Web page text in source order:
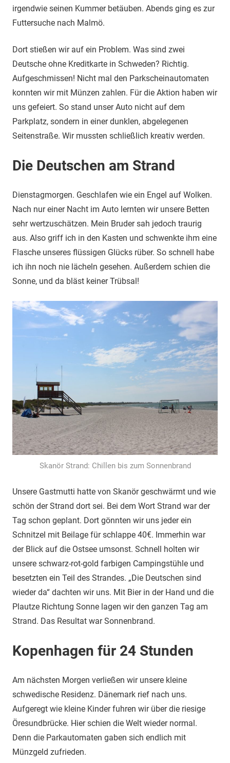
irgendwie seinen Kummer betäuben. Abends ging es zur
Futtersuche nach Malmö.
Dort stießen wir auf ein Problem. Was sind zwei
Deutsche ohne Kreditkarte in Schweden? Richtig.
Aufgeschmissen! Nicht mal den Parkscheinautomaten
konnten wir mit Münzen zahlen. Für die Aktion haben wir
uns gefeiert. So stand unser Auto nicht auf dem
Parkplatz, sondern in einer dunklen, abgelegenen
Seitenstraße. Wir mussten schließlich kreativ werden.
Die Deutschen am Strand
Dienstagmorgen. Geschlafen wie ein Engel auf Wolken.
Nach nur einer Nacht im Auto lernten wir unsere Betten
sehr wertzuschätzen. Mein Bruder sah jedoch traurig
aus. Also griff ich in den Kasten und schwenkte ihm eine
Flasche unseres flüssigen Glücks rüber. So schnell habe
ich ihn noch nie lächeln gesehen. Außerdem schien die
Sonne, und da bläst keiner Trübsal!
Skanör Strand: Chillen bis zum Sonnenbrand
Unsere Gastmutti hatte von Skanör geschwärmt und wie
schön der Strand dort sei. Bei dem Wort Strand war der
Tag schon geplant. Dort gönnten wir uns jeder ein
Schnitzel mit Beilage für schlappe 40€. Immerhin war
der Blick auf die Ostsee umsonst. Schnell holten wir
unsere schwarz-rot-gold farbigen Campingstühle und
besetzten ein Teil des Strandes. „Die Deutschen sind
wieder da“ dachten wir uns. Mit Bier in der Hand und die
Plautze Richtung Sonne lagen wir den ganzen Tag am
Strand. Das Resultat war Sonnenbrand.
Kopenhagen für 24 Stunden
Am nächsten Morgen verließen wir unsere kleine
schwedische Residenz. Dänemark rief nach uns.
Aufgeregt wie kleine Kinder fuhren wir über die riesige
Öresundbrücke. Hier schien die Welt wieder normal.
Denn die Parkautomaten gaben sich endlich mit
Münzgeld zufrieden.